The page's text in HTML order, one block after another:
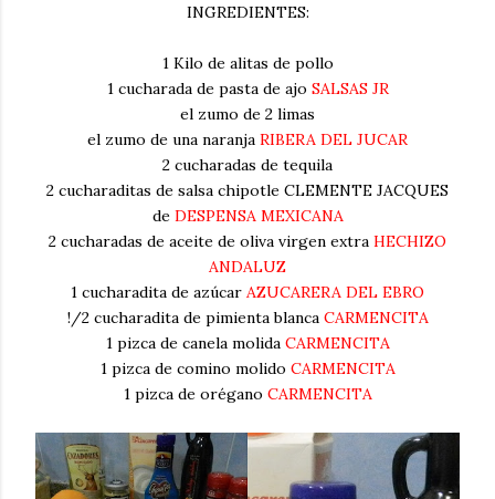
INGREDIENTES:
1 Kilo de alitas de pollo
1 cucharada de pasta de ajo SALSAS JR
el zumo de 2 limas
el zumo de una naranja RIBERA DEL JUCAR
2 cucharadas de tequila
2 cucharaditas de salsa chipotle CLEMENTE JACQUES
de DESPENSA MEXICANA
2 cucharadas de aceite de oliva virgen extra HECHIZO
ANDALUZ
1 cucharadita de azúcar AZUCARERA DEL EBRO
!/2 cucharadita de pimienta blanca CARMENCITA
1 pizca de canela molida CARMENCITA
1 pizca de comino molido CARMENCITA
1 pizca de orégano CARMENCITA